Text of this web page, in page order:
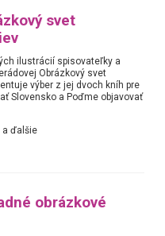
svet
ilustrácií spisovateľky a
Obrázkový svet
výber z jej dvoch kníh pre
Slovensko a Poďme objavovať
a ďalšie
obrázkové